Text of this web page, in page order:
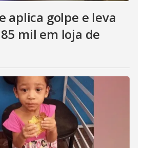
aplica golpe e leva
mil em loja de